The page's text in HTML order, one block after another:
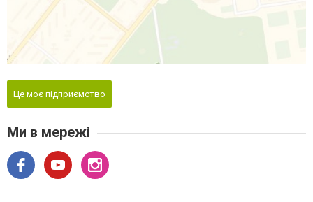
Це моє підприємство
Ми в мережі